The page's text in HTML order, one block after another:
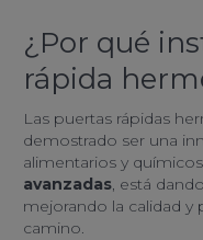
¿Por qué
rápida
Las puertas rápidas
demostrado ser una
alimentarios y
avanzadas, está
mejorando la calidad y
camino.